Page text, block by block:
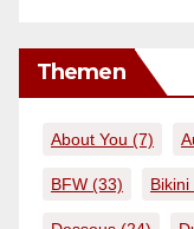
Themen
About You (7)
BFW (33) Bikini